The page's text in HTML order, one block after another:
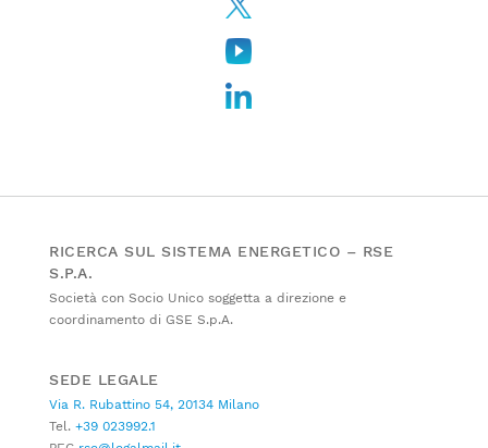
RICERCA SUL SISTEMA ENERGETICO – RSE
S.P.A.
Società con Socio Unico soggetta a direzione e
coordinamento di GSE S.p.A.
SEDE LEGALE
Via R. Rubattino 54, 20134 Milano
Tel. +39 023992.1